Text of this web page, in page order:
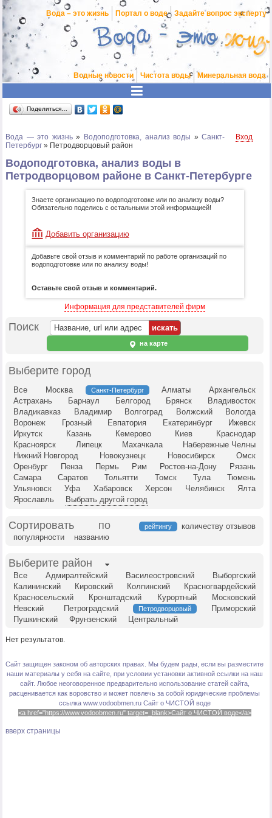
Вода – это жизнь Портал о воде Задайте вопрос эксперту
Водные новости Чистота воды Минеральная вода
Поделиться…
Вода — это жизнь» Водоподготовка, анализ воды »Санкт-
Петербург » Петродворцовый район
Вход
Водоподготовка, анализ воды в
Петродворцовом районе в Санкт-Петербурге
Знаете организацию по водоподготовке или по анализу воды?
Обязательно поделись с остальными этой информацией!
Добавить организацию
Добавьте свой отзыв и комментарий по работе организаций по
водоподготовке или по анализу воды!
Оставьте свой отзыв и комментарий.
Информация для представителей фирм
Поиск
на карте
Выберите город
Все Москва Санкт-Петербург Алматы
Архангельск
Астрахань
Барнаул Белгород Брянск
Владивосток
Владикавказ
Владимир Волгоград Волжский
Вологда
Воронеж
Грозный Евпатория Екатеринбург
Ижевск
Иркутск
Казань Кемерово Киев
Краснодар
Красноярск
Липецк Махачкала
Набережные Челны
Нижний Новгород
Новокузнецк Новосибирск
Омск
Оренбург
Пенза Пермь Рим Ростов-на-Дону
Рязань
Самара
Саратов Тольятти Томск Тула
Тюмень
Ульяновск
Уфа Хабаровск Херсон Челябинск
Ялта
Ярославль
Выбрать другой город
Сортировать по рейтингу
количеству отзывов
популярности
названию
Выберите район
Все Адмиралтейский Василеостровский
Выборгский
Калининский
Кировский Колпинский
Красногвардейский
Красносельский
Кронштадский Курортный
Московский
Невский
Петроградский Петродворцовый
Приморский
Пушкинский
Фрунзенский Центральный
Нет результатов.
Сайт защищен законом об авторских правах. Мы будем рады, если вы разместите
наши материалы у себя на сайте, при условии установки активной ссылки на наш
сайт. Любое неоговоренное предварительно использование статей сайта,
расценивается как воровство и может повлечь за собой юридические проблемы
ссылка www.vodoobmen.ru Сайт о ЧИСТОЙ воде
<a href="https://www.vodoobmen.ru" target=_blank>Сайт о ЧИСТОЙ воде</a>
вверх страницы